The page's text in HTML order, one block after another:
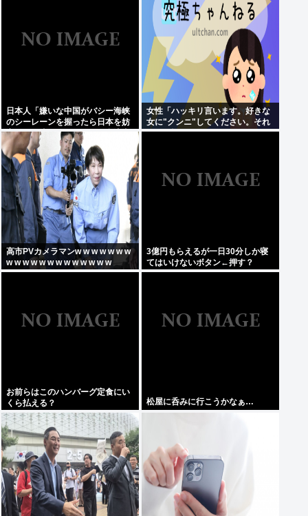
日本人「嫌いな中国がバシー海峡
のシーレーンを握ったら日本を妨
害するに違いない、だから台湾支
援だムキー」つまりそういうこと
でしょ
女性「ハッキリ言います。好きな
女に"クンニ"してください。それ
だけで惚れます」
高市PVカメラマンw w w w w w w
w w w w w w w w w w w w w
3億円もらえるが一日30分しか寝
てはいけないボタン←押す？
お前らはこのハンバーグ定食にい
くら払える？
松屋に呑みに行こうかなぁ…